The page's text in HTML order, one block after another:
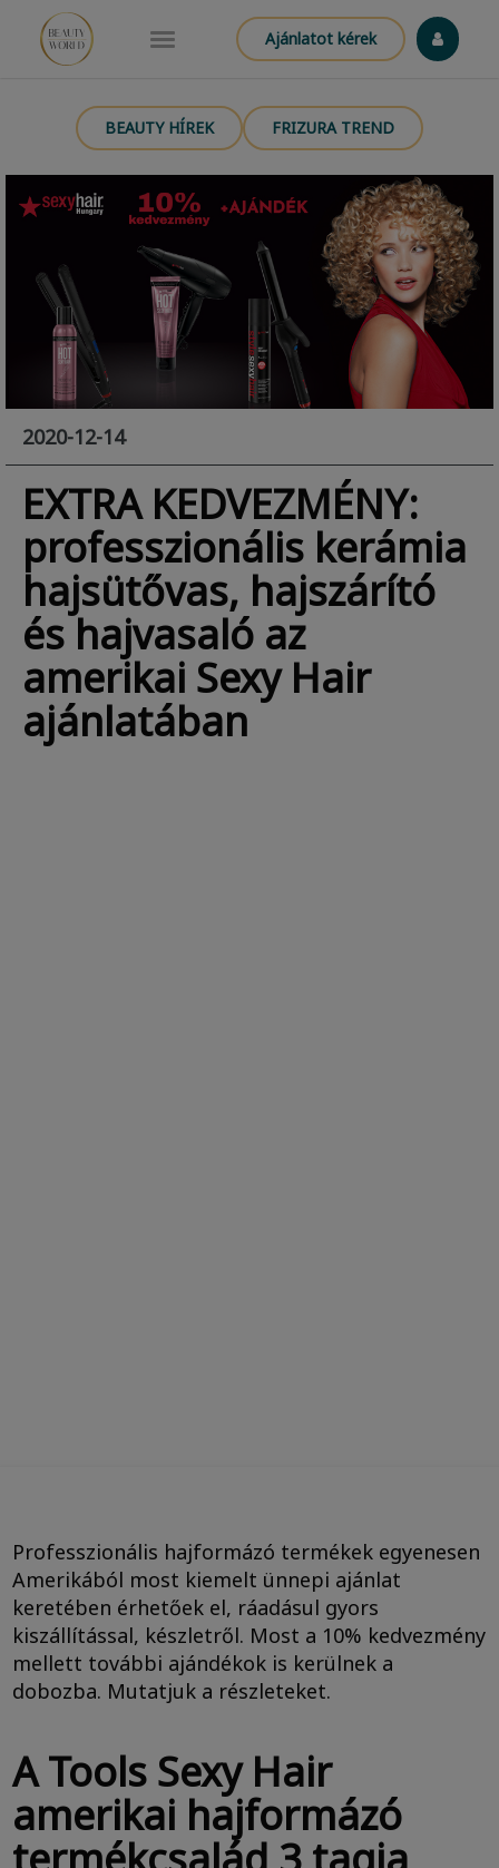
Ajánlatot kérek
BEAUTY HÍREK FRIZURA TREND
2020-12-14
EXTRA KEDVEZMÉNY:
professzionális kerámia
hajsütővas, hajszárító
és hajvasaló az
amerikai Sexy Hair
ajánlatában
Professzionális hajformázó termékek egyenesen
Amerikából most kiemelt ünnepi ajánlat
keretében érhetőek el, ráadásul gyors
kiszállítással, készletről. Most a 10% kedvezmény
mellett további ajándékok is kerülnek a
dobozba. Mutatjuk a részleteket.
A Tools Sexy Hair
amerikai hajformázó